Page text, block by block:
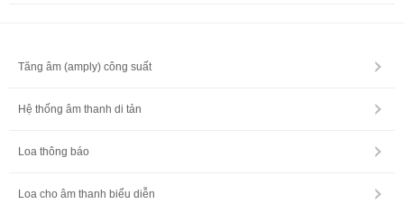
Tăng âm (amply) công suất
Hệ thống âm thanh di tản
Loa thông báo
Loa cho âm thanh biểu diễn